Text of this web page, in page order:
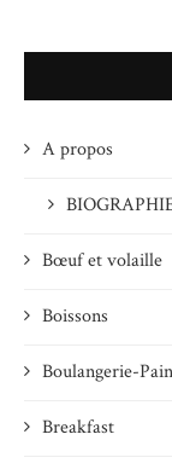
A propos
Bœuf et volaille
Boissons
Boulangerie-
Breakfast